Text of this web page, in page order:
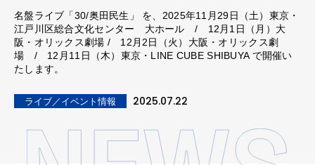
名盤ライブ「30/奥田民生」 を、2025年11月29日（土）東京・
江戸川区総合文化センター 大ホール / 12月1日（月）大
阪・オリックス劇場 / 12月2日（火）大阪・オリックス劇
場 / 12月11日（木）東京・LINE CUBE SHIBUYA で開催い
たします。
ライブ／イベント情報 2025.07.22